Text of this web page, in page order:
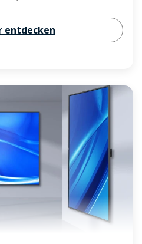
entdecken